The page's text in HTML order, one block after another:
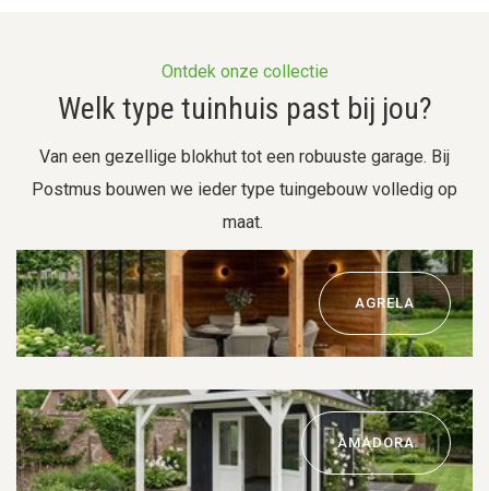
Ontdek onze collectie
Welk type tuinhuis past bij jou?
Van een gezellige blokhut tot een robuuste garage. Bij
Postmus bouwen we ieder type tuingebouw volledig op
maat.
AGRELA
AMADORA